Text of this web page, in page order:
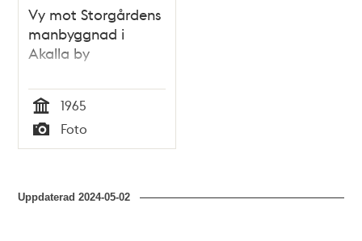
Vy mot Storgårdens
manbyggnad i
Akalla by
Tid
1965
Typ
Foto
Uppdaterad2024-05-02